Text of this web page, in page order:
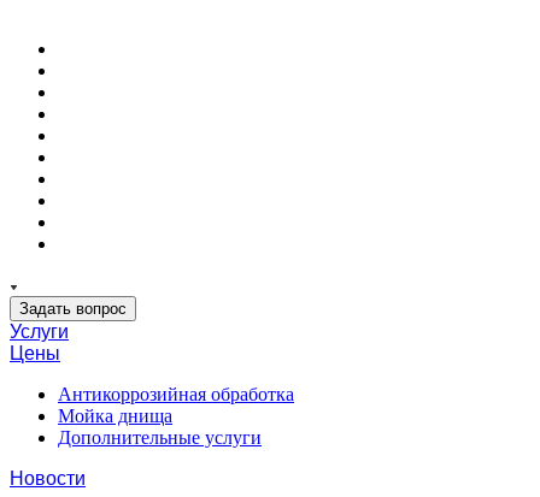
Задать вопрос
Услуги
Цены
Антикоррозийная обработка
Мойка днища
Дополнительные услуги
Новости